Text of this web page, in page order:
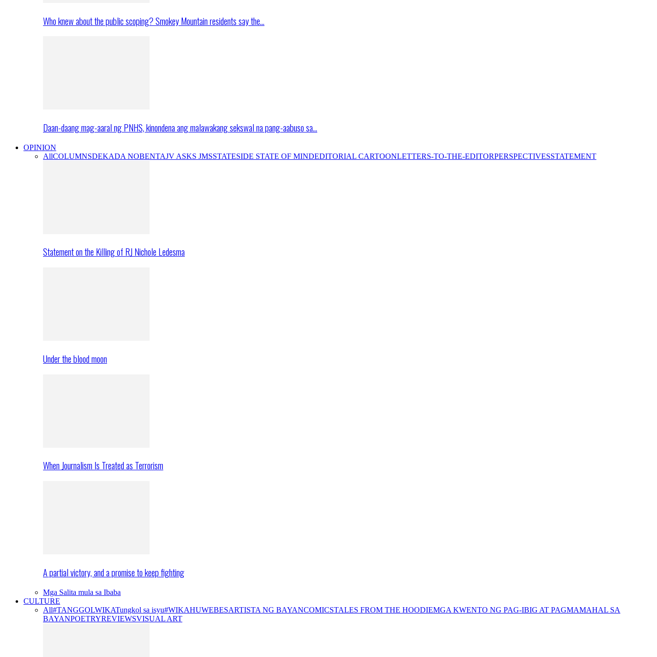
Who knew about the public scoping? Smokey Mountain residents say the…
Daan-daang mag-aaral ng PNHS, kinondena ang malawakang sekswal na pang-aabuso sa…
OPINION
AllCOLUMNSDEKADA NOBENTAJV ASKS JMSSTATESIDE STATE OF MINDEDITORIAL CARTOONLETTERS-TO-THE-EDITORPERSPECTIVESSTATEMENT
Statement on the Killing of RJ Nichole Ledesma
Under the blood moon
When Journalism Is Treated as Terrorism
A partial victory, and a promise to keep fighting
Mga Salita mula sa Ibaba
CULTURE
All#TANGGOLWIKATungkol sa isyu#WIKAHUWEBESARTISTA NG BAYANCOMICSTALES FROM THE HOODIEMGA KWENTO NG PAG-IBIG AT PAGMAMAHAL SA
BAYANPOETRYREVIEWSVISUAL ART